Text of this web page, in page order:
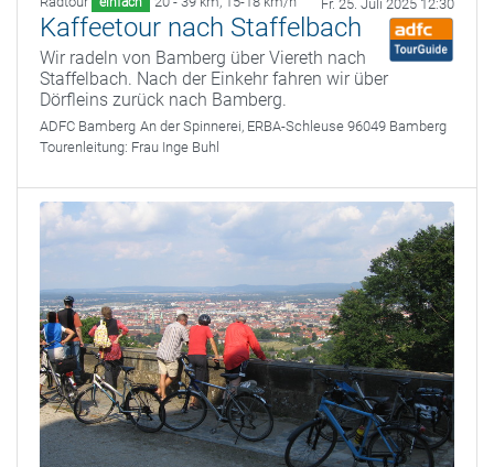
Fr. 25. Juli 2025 12:30
Kaffeetour nach Staffelbach
Wir radeln von Bamberg über Viereth nach
Staffelbach. Nach der Einkehr fahren wir über
Dörfleins zurück nach Bamberg.
ADFC Bamberg An der Spinnerei, ERBA-Schleuse 96049 Bamberg
Tourenleitung: Frau Inge Buhl